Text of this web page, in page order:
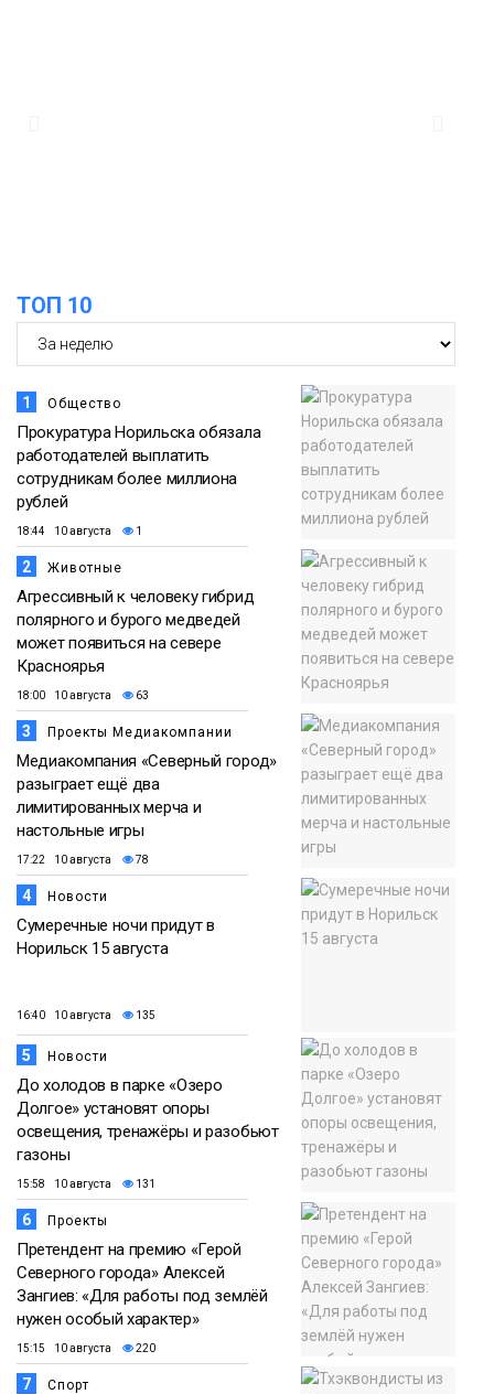
ТОП 10
1 Общество
Прокуратура Норильска обязала
работодателей выплатить
сотрудникам более миллиона
рублей
18:44 10 августа 1
2 Животные
Агрессивный к человеку гибрид
полярного и бурого медведей
может появиться на севере
Красноярья
18:00 10 августа 63
3 Проекты Медиакомпании
Медиакомпания «Северный город»
разыграет ещё два
лимитированных мерча и
настольные игры
17:22 10 августа 78
4 Новости
Сумеречные ночи придут в
Норильск 15 августа
16:40 10 августа 135
5 Новости
До холодов в парке «Озеро
Долгое» установят опоры
освещения, тренажёры и разобьют
газоны
15:58 10 августа 131
6 Проекты
Претендент на премию «Герой
Северного города» Алексей
Зангиев: «Для работы под землёй
нужен особый характер»
15:15 10 августа 220
7 Спорт